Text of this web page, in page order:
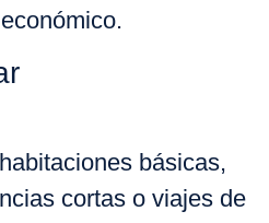
básicas,
cortas o viajes de